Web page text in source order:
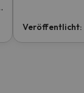
mehr.
Veröffentlicht: